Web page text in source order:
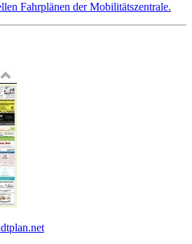
Fahrplänen der Mobilitätszentrale.